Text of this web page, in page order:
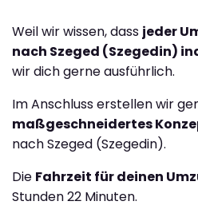
Weil wir wissen, dass jeder
nach Szeged (Szegedin)
wir dich gerne ausführlich.
Im Anschluss erstellen wir
maßgeschneidertes
nach Szeged (Szegedin).
Die Fahrzeit für deinen
Stunden 22 Minuten.